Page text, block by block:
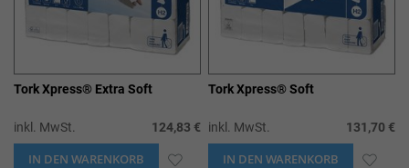
Tork Xpress® Extra Soft
inkl. MwSt. 124,83 €
IN DEN WARENKORB ZUR
Tork Xpress® Soft
inkl. MwSt. 131,70 €
IN DEN WARENKORB ZUR